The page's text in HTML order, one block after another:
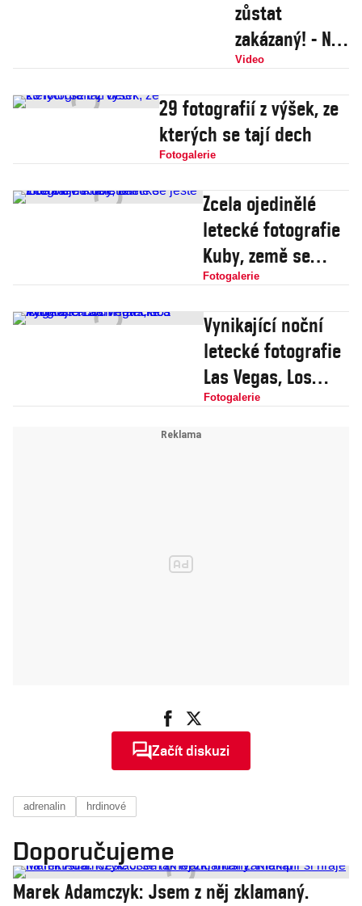
zůstat
zakázaný! - Ne,
v určitých
situacích bych
ho povolil.
Videoduel
Tomáš Klvaňa
vs. Darek Šmíd
Video
29 fotografií z výšek, ze
kterých se tají dech
Fotogalerie
Zcela ojedinělé
letecké fotografie
Kuby, země se
ještě více otevře
turistům
Fotogalerie
Vynikající noční
letecké fotografie
Las Vegas, Los
Angeles a San
Fotogalerie
Začít diskuzi
adrenalin hrdinové
Doporučujeme
Marek Adamczyk: Jsem z něj zklamaný.